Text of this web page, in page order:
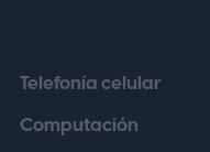
Telefonía celular
Computación